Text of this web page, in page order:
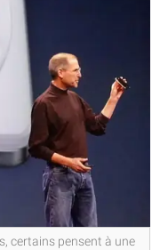
certains pensent à une